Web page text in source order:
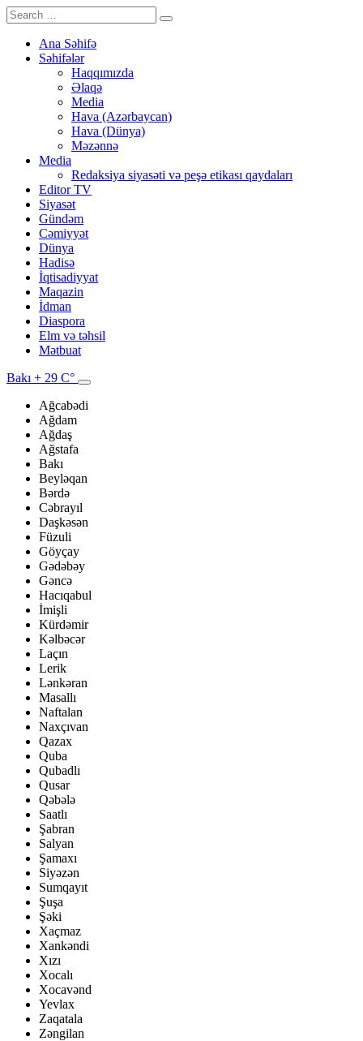
Ana Səhifə
Səhifələr
Haqqımızda
Əlaqə
Media
Hava (Azərbaycan)
Hava (Dünya)
Məzənnə
Media
Redaksiya siyasəti və peşə etikası qaydaları
Editor TV
Siyasət
Gündəm
Cəmiyyət
Dünya
Hadisə
İqtisadiyyat
Maqazin
İdman
Diaspora
Elm və təhsil
Mətbuat
Bakı + 29 C°
Ağcabədi
Ağdam
Ağdaş
Ağstafa
Bakı
Beyləqan
Bərdə
Cəbrayıl
Daşkəsən
Füzuli
Göyçay
Gədəbəy
Gəncə
Hacıqabul
İmişli
Kürdəmir
Kəlbəcər
Laçın
Lerik
Lənkəran
Masallı
Naftalan
Naxçıvan
Qazax
Quba
Qubadlı
Qusar
Qəbələ
Saatlı
Şabran
Salyan
Şamaxı
Siyəzən
Sumqayıt
Şuşa
Şəki
Xaçmaz
Xankəndi
Xızı
Xocalı
Xocavənd
Yevlax
Zaqatala
Zəngilan